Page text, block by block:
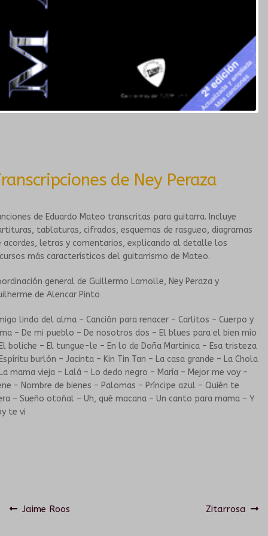
ORQUESTA INESTABLE
GALERÍA
de Ney Peraza
de Eduardo Mateo transcritas para guitarra. Incluye
tablaturas, cifrados, esquemas de rasgueo, diagramas
acordes, letras y comentarios, explicando al detalle los
más característicos del guitarrismo de Mateo.
general de Guillermo Lamolle, Ney Peraza y
de Alencar Pinto
lindo del alma – Canción para renacer – Carlitos – Cuerpo y
– De mi pueblo – De nosotros dos – El blues para el bien mío
boliche – El tungue-le – En lo de Doña Martinica – Esa tristeza
burlón – Jacinta – Kin Tin Tan – La casa grande – La Chola
mama vieja – Lalá – Lo dedo negro – María – Mejor me voy –
– Nombre de bienes – Palomas – Príncipe azul – Quién te
– Sueño otoñal – Uh, qué macana – Un canto para mama – Y
te vi
Navegación
Anterior:
Jaime Roos Siguiente:
Zitarrosa